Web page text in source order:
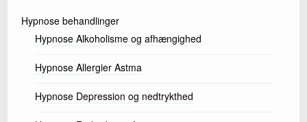
Hypnose behandlinger
Hypnose Alkoholisme og afhængighed
Hypnose Allergier Astma
Hypnose Depression og nedtrykthed